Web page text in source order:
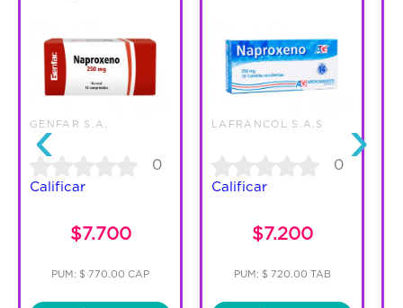
‹
GENFAR S.A.
0
Calificar
$7.700
PUM: $ 770.00 CAP
LAFRANCOL S.A.S
0
Calificar
$7.200
PUM: $ 720.00 TAB
›